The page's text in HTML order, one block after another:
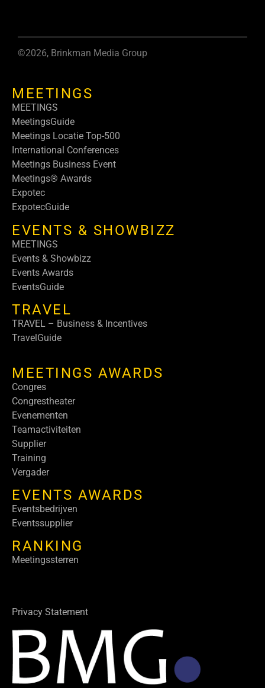
©2026, Brinkman Media Group
MEETINGS
MEETINGS
MeetingsGuide
Meetings Locatie Top-500
International Conferences
Meetings Business Event
Meetings® Awards
Expotec
ExpotecGuide
EVENTS & SHOWBIZZ
MEETINGS
Events & Showbizz
Events Awards
EventsGuide
TRAVEL
TRAVEL – Business & Incentives
TravelGuide
MEETINGS AWARDS
Congres
Congrestheater
Evenementen
Teamactiviteiten
Supplier
Training
Vergader
EVENTS AWARDS
Eventsbedrijven
Eventssupplier
RANKING
Meetingssterren
Privacy Statement